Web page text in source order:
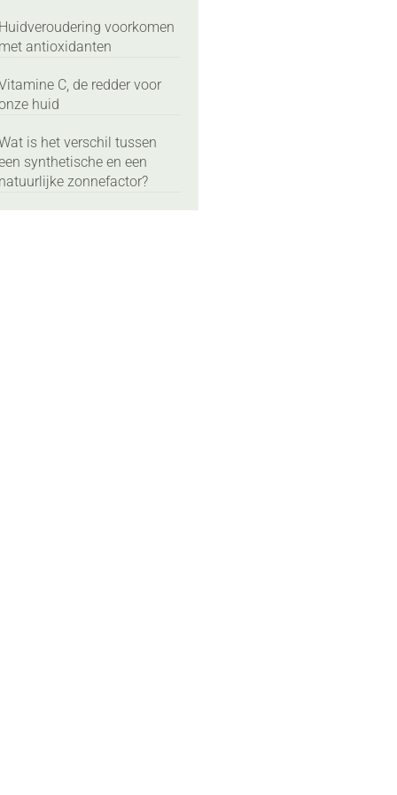
Huidveroudering voorkomen
met antioxidanten
C, de redder voor
huid
is het verschil tussen
synthetische en een
natuurlijke zonnefactor?